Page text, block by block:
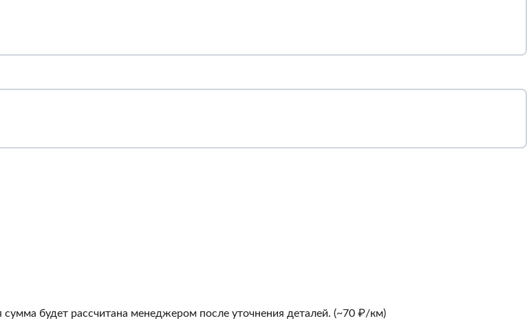
сумма будет рассчитана менеджером после уточнения деталей. (~70 ₽/км)